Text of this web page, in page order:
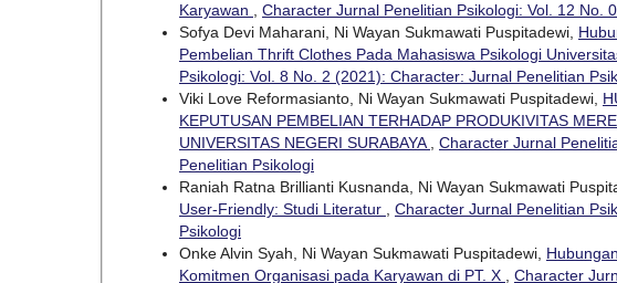
Karyawan , Character Jurnal Penelitian Psikologi: Vol. 12 No.
Sofya Devi Maharani, Ni Wayan Sukmawati Puspitadewi,
Pembelian Thrift Clothes Pada Mahasiswa Psikologi
Psikologi: Vol. 8 No. 2 (2021): Character: Jurnal Penelitian
Viki Love Reformasianto, Ni Wayan Sukmawati Puspitadewi,
KEPUTUSAN PEMBELIAN TERHADAP PRODUKIVITAS
UNIVERSITAS NEGERI SURABAYA, Character Jurnal
Penelitian Psikologi
Raniah Ratna Brillianti Kusnanda, Ni Wayan Sukmawati
User-Friendly: Studi Literatur , Character Jurnal Penelitian
Psikologi
Onke Alvin Syah, Ni Wayan Sukmawati Puspitadewi,
Komitmen Organisasi pada Karyawan di PT. X , Character